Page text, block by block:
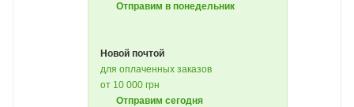
Отправим в понедельник
Новой почтой
для оплаченных заказов
от 10 000 грн
Отправим сегодня